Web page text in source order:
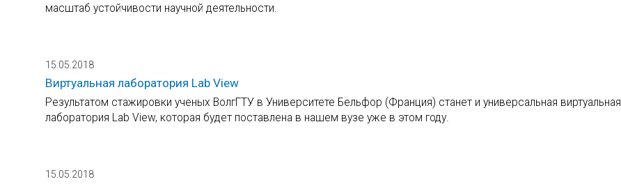
масштаб устойчивости научной деятельности.
15.05.2018
Виртуальная лаборатория Lab View
Результатом стажировки ученых ВолгГТУ в Университете Бельфор (Франция) станет и универсальная виртуальная
лаборатория Lab View, которая будет поставлена в нашем вузе уже в этом году.
15.05.2018